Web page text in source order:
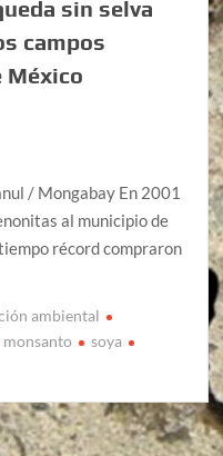
sin selva
campos
México
/ Mongabay En 2001
al municipio de
récord compraron
ambiental
monsanto
soya